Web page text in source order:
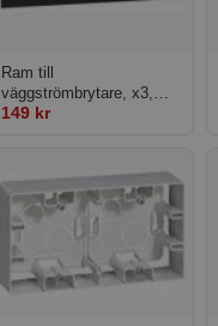
Ram till
väggströmbrytare, x3,
Svart, Shelly Wall Switch
149 kr